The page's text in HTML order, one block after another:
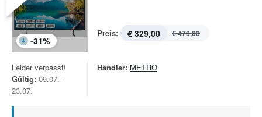
-31%
Preis: € 329,00 € 479,00
Leider verpasst!
Gültig: 09.07. -
23.07.
Händler: METRO